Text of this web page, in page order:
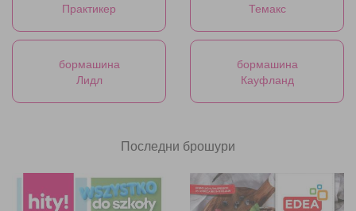
Практикер
Темакс
бормашина
Лидл
бормашина
Кауфланд
Последни брошури